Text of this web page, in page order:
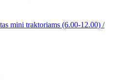
mini traktoriams (6.00-12.00) /